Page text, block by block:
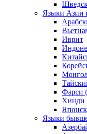
Языки Азии
Иврит
Фарси
Хинди
Языки